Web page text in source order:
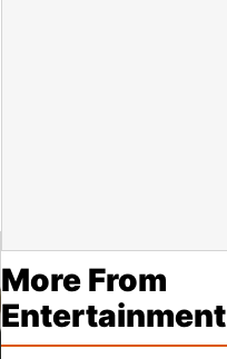
More From
Entertainment